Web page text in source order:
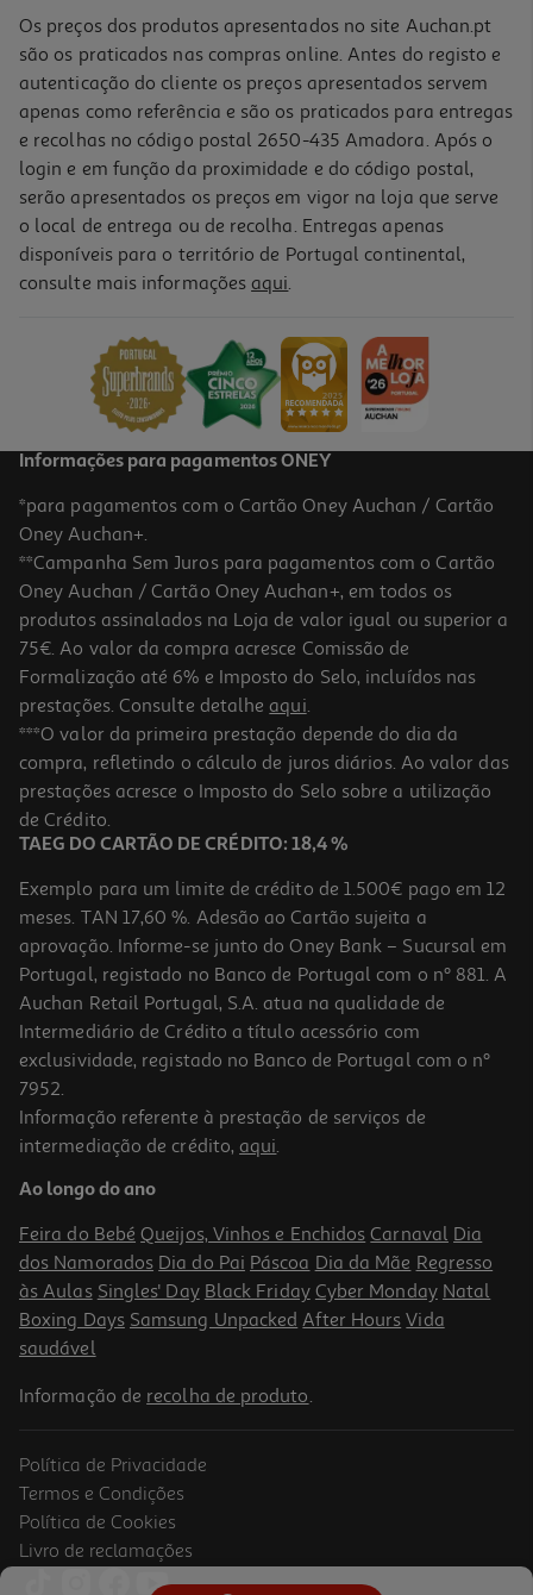
Smartwatch Cmf By Nothing Watch Pro 2 Dark Grey
69,99 €
5.0
Smartwatch Cmf By Nothing Watch Pro 2 Ash Grey
69.99 €/un
69,99 €
Smartwatch Xiaomi Watch 5 Black
249.99 €/un
249,99 €
Smartwatch Samsung Watch8 Classic Lte 46mm Preto
Os preços dos produtos apresentados no site Auchan.pt
são os praticados nas compras online. Antes do registo e
autenticação do cliente os preços apresentados servem
apenas como referência e são os praticados para entregas
e recolhas no código postal 2650-435 Amadora. Após o
login e em função da proximidade e do código postal,
serão apresentados os preços em vigor na loja que serve
o local de entrega ou de recolha. Entregas apenas
disponíveis para o território de Portugal continental,
consulte mais informações aqui.
Informações para pagamentos ONEY
*para pagamentos com o Cartão Oney Auchan / Cartão
Oney Auchan+.
**Campanha Sem Juros para pagamentos com o Cartão
Oney Auchan / Cartão Oney Auchan+, em todos os
produtos assinalados na Loja de valor igual ou superior a
75€. Ao valor da compra acresce Comissão de
Formalização até 6% e Imposto do Selo, incluídos nas
prestações. Consulte detalhe aqui.
***O valor da primeira prestação depende do dia da
compra, refletindo o cálculo de juros diários. Ao valor das
prestações acresce o Imposto do Selo sobre a utilização
de Crédito.
TAEG DO CARTÃO DE CRÉDITO: 18,4 %
Exemplo para um limite de crédito de 1.500€ pago em 12
meses. TAN 17,60 %. Adesão ao Cartão sujeita a
aprovação. Informe-se junto do Oney Bank – Sucursal em
Portugal, registado no Banco de Portugal com o nº 881. A
Auchan Retail Portugal, S.A. atua na qualidade de
Intermediário de Crédito a título acessório com
exclusividade, registado no Banco de Portugal com o nº
7952.
Informação referente à prestação de serviços de
intermediação de crédito, aqui.
Ao longo do ano
Feira do Bebé Queijos, Vinhos e Enchidos Carnaval Dia
dos Namorados Dia do Pai Páscoa Dia da Mãe Regresso
às Aulas Singles' Day Black Friday Cyber Monday Natal
Boxing Days Samsung Unpacked After Hours Vida
saudável
Informação de recolha de produto.
Política de Privacidade
Termos e Condições
Política de Cookies
Livro de reclamações